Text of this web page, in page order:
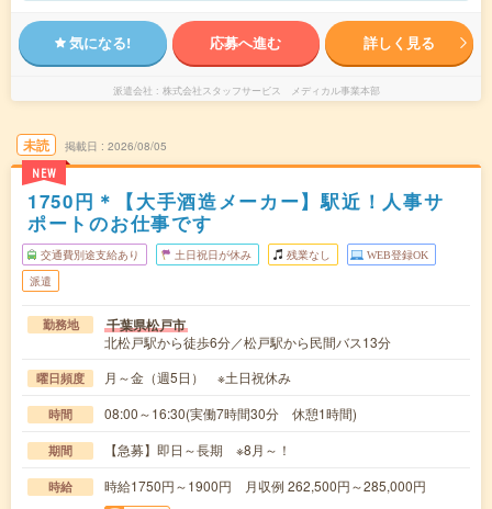
気になる! 応募へ進む 詳しく見る
派遣会社 株式会社スタッフサービス メディカル事業本部
未読
NEW
掲載日 2026/08/05
1750円＊【大手酒造メーカー】駅近！人事サ
ポートのお仕事です
交通費別途支給あり 土日祝日が休み 残業なし WEB登録OK
派遣
勤務地 千葉県松戸市
北松戸駅から徒歩6分／松戸駅から民間バス13分
曜日頻度 月～金（週5日） ※土日祝休み
時間 08:00～16:30(実働7時間30分 休憩1時間)
期間 【急募】即日～長期 ※8月～！
時給 時給1750円～1900円 月収例 262,500円～285,000円